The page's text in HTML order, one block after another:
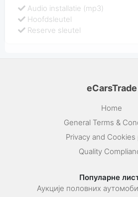
Audio installatie (mp3)
Hoofdsleutel
Reserve sleutel
eCarsTrade
Home
General Terms &
Privacy and Cookies
Quality
Популарне
Аукције половних